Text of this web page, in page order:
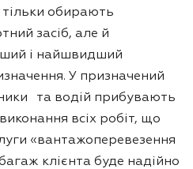
тільки обирають
засіб, але й
і найшвидший
У призначений
та водій прибувають
всіх робіт, що
«вантажоперевезення
клієнта буде надійно